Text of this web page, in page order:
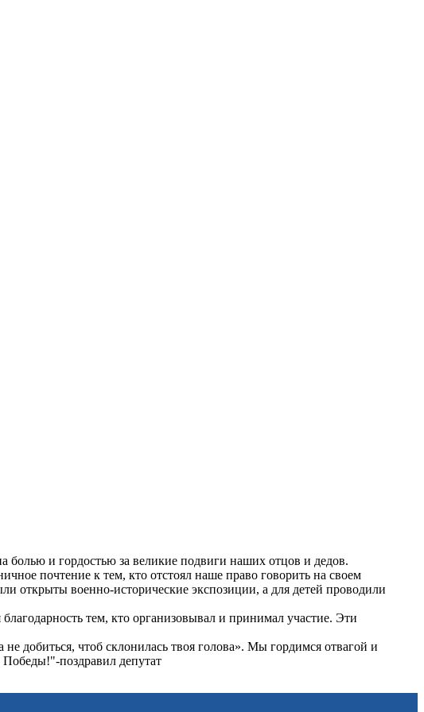
и гордостью за великие подвиги наших отцов и дедов.
почтение к тем, кто отстоял наше право говорить на своем
открыты военно-исторические экспозиции, а для детей проводили
тем, кто организовывал и принимал участие. Эти
добиться, чтоб склонилась твоя голова». Мы гордимся отвагой и
поздравил депутат